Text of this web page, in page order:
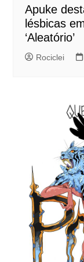
Apuke
lésbicas
‘Aleatório’
Rociclei